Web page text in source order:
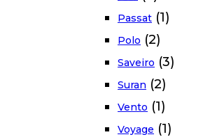
Passat (1)
Polo (2)
Saveiro (3)
Suran (2)
Vento (1)
Voyage (1)